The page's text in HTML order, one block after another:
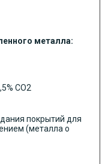
металла:
CO2
покрытий для
(металла о